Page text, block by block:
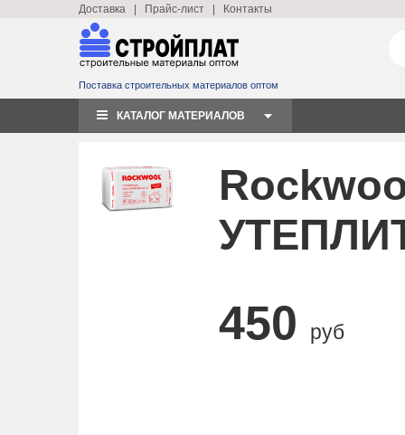
Доставка Прайс-лист Контакты
Поставка строительных материалов оптом
КАТАЛОГ МАТЕРИАЛОВ
450 руб